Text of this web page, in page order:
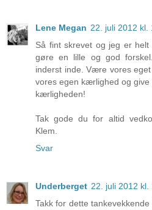
Lene Megan 22. juli 2012 kl.
Så fint skrevet og jeg er
gøre en lille og god
inderst inde. Være vores
vores egen kærlighed og
kærligheden!
Tak gode du for altid
Klem.
Svar
Underberget 22. juli 2012 kl.
Takk for dette